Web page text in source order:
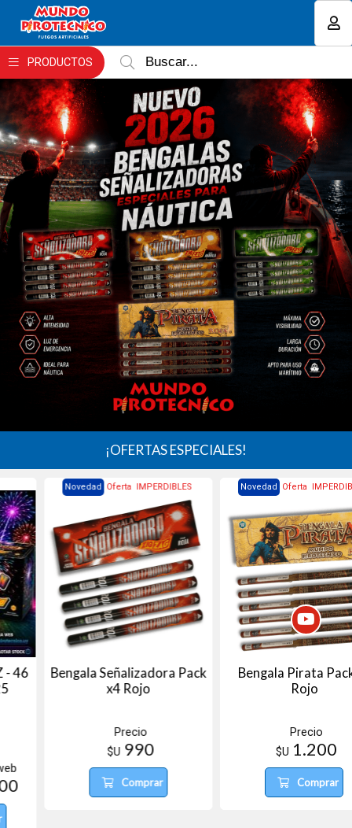
PRODUCTOS
¡OFERTAS ESPECIALES!
Oferta IMPERDIBLES
Bengala Señalizadora Pack
x4 Rojo
990
Comprar
Oferta IMPERDIBLES
Bengala Pirata Pack x6
1.200
Comprar